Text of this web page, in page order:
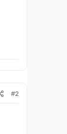
#2